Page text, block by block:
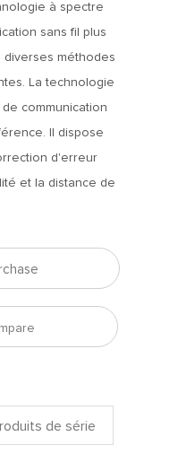
à spectre
sans fil plus
diverses méthodes
La technologie
communication
Il dispose
d'erreur
et la distance de
de série